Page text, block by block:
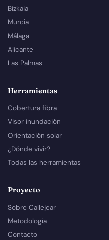
Bizkaia
Murcia
Málaga
Alicante
Las Palmas
Herramientas
Cobertura fibra
Visor inundación
Orientación solar
¿Dónde vivir?
Todas las herramientas
Proyecto
Sobre Callejear
Metodología
Contacto